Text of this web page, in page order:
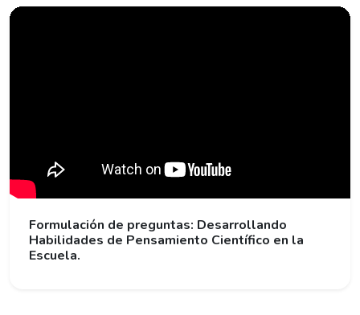
Formulación de preguntas: Desarrollando
Habilidades de Pensamiento Científico en la
Escuela.